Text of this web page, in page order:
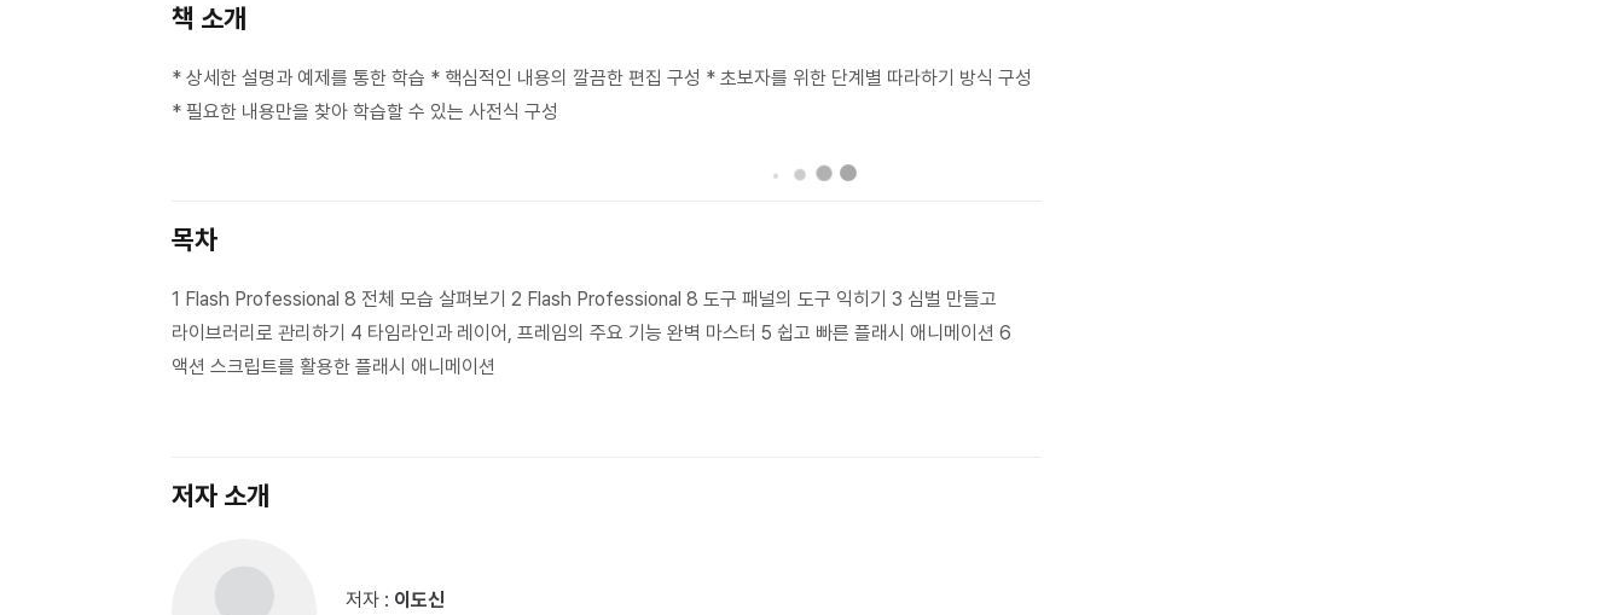
책 소개
* 상세한 설명과 예제를 통한 학습 * 핵심적인 내용의 깔끔한 편집 구성 * 초보자를 위한 단계별 따라하기 방식 구성
* 필요한 내용만을 찾아 학습할 수 있는 사전식 구성
목차
1 Flash Professional 8 전체 모습 살펴보기 2 Flash Professional 8 도구 패널의 도구 익히기 3 심벌 만들고
라이브러리로 관리하기 4 타임라인과 레이어, 프레임의 주요 기능 완벽 마스터 5 쉽고 빠른 플래시 애니메이션 6
액션 스크립트를 활용한 플래시 애니메이션
저자 소개
저자 : 이도신